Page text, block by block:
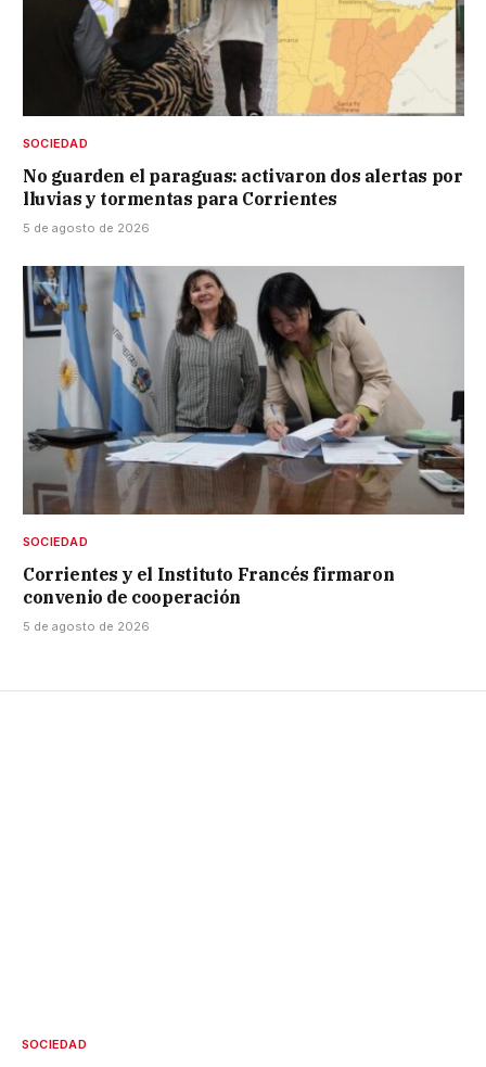
SOCIEDAD
No guarden el paraguas: activaron dos alertas por
lluvias y tormentas para Corrientes
5 de agosto de 2026
SOCIEDAD
Corrientes y el Instituto Francés firmaron
convenio de cooperación
5 de agosto de 2026
SOCIEDAD